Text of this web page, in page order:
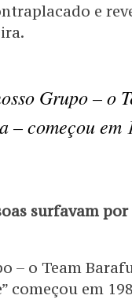
e
Grupo – o
– começou em
surfavam por
– o Team
começou em